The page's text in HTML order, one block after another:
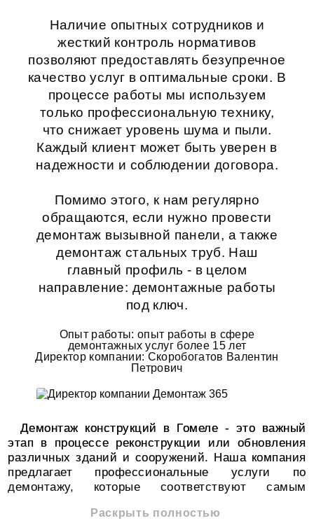
Наличие опытных сотрудников и
жесткий контроль нормативов
позволяют предоставлять безупречное
качество услуг в оптимальные сроки. В
процессе работы мы используем
только профессиональную технику,
что снижает уровень шума и пыли.
Каждый клиент может быть уверен в
надежности и соблюдении договора.
Помимо этого, к нам регулярно
обращаются, если нужно провести
демонтаж вызывной панели, а также
демонтаж стальных труб. Наш
главный профиль - в целом
направление: демонтажные работы
под ключ.
Опыт работы: опыт работы в сфере
демонтажных услуг более 15 лет
Директор компании: Скоробогатов Валентин
Петрович
Демонтаж конструкций в Гомеле - это важный
этап в процессе реконструкции или обновления
различных зданий и сооружений. Наша компания
предлагает профессиональные услуги по
демонтажу, которые соответствуют самым
Мы понимаем, что демонтаж может быть
Раскрыть полностью